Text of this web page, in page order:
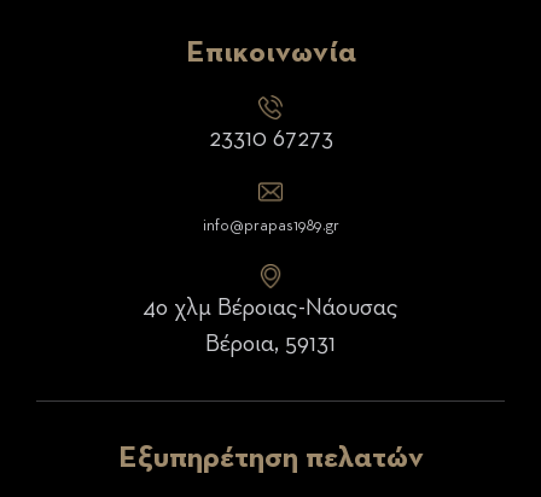
Επικοινωνία
23310 67273
info@prapas1989.gr
4ο χλμ Βέροιας-Νάουσας
Βέροια, 59131
Εξυπηρέτηση πελατών